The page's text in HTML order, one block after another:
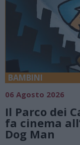
BAMBINI
06 Agosto 2026
Il Parco dei
fa cinema
Dog Man